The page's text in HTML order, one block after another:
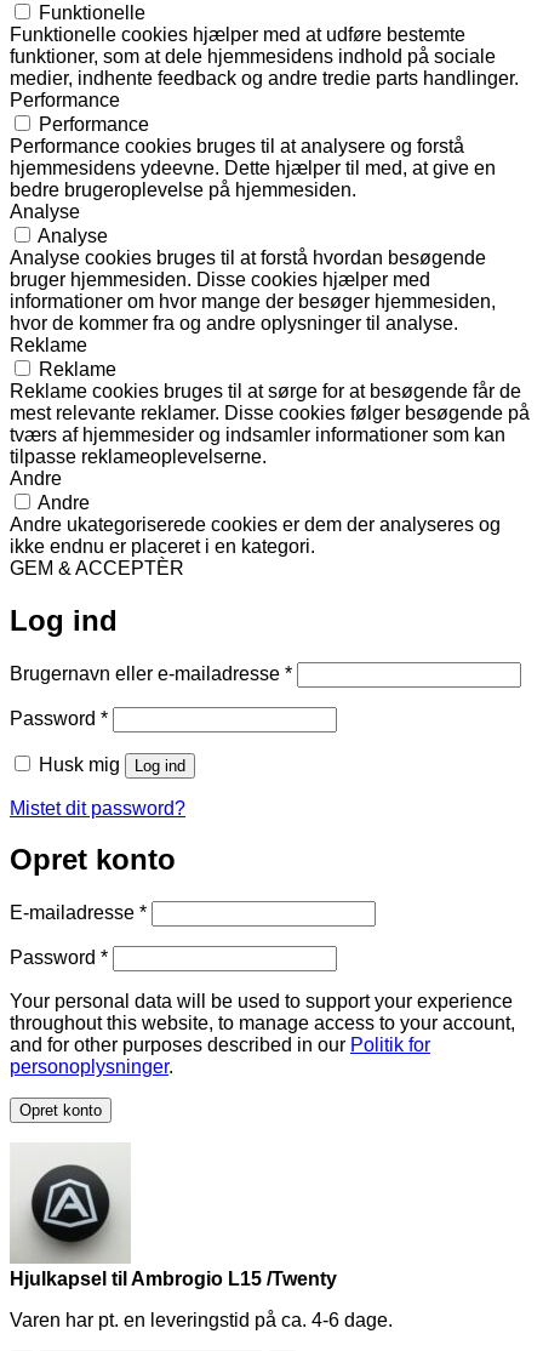
Funktionelle
Funktionelle cookies hjælper med at udføre bestemte
funktioner, som at dele hjemmesidens indhold på sociale
medier, indhente feedback og andre tredie parts handlinger.
Performance
Performance
Performance cookies bruges til at analysere og forstå
hjemmesidens ydeevne. Dette hjælper til med, at give en
bedre brugeroplevelse på hjemmesiden.
Analyse
Analyse
Analyse cookies bruges til at forstå hvordan besøgende
bruger hjemmesiden. Disse cookies hjælper med
informationer om hvor mange der besøger hjemmesiden,
hvor de kommer fra og andre oplysninger til analyse.
Reklame
Reklame
Reklame cookies bruges til at sørge for at besøgende får de
mest relevante reklamer. Disse cookies følger besøgende på
tværs af hjemmesider og indsamler informationer som kan
tilpasse reklameoplevelserne.
Andre
Andre
Andre ukategoriserede cookies er dem der analyseres og
ikke endnu er placeret i en kategori.
GEM & ACCEPTÈR
Log ind
Brugernavn eller e-mailadresse *Påkrævet
Password *Påkrævet
Husk mig Log ind
Mistet dit password?
Opret konto
E-mailadresse *Påkrævet
Password *Påkrævet
Your personal data will be used to support your experience
throughout this website, to manage access to your account,
and for other purposes described in our Politik for
personoplysninger.
Opret konto
Hjulkapsel til Ambrogio L15 /Twenty
Varen har pt. en leveringstid på ca. 4-6 dage.